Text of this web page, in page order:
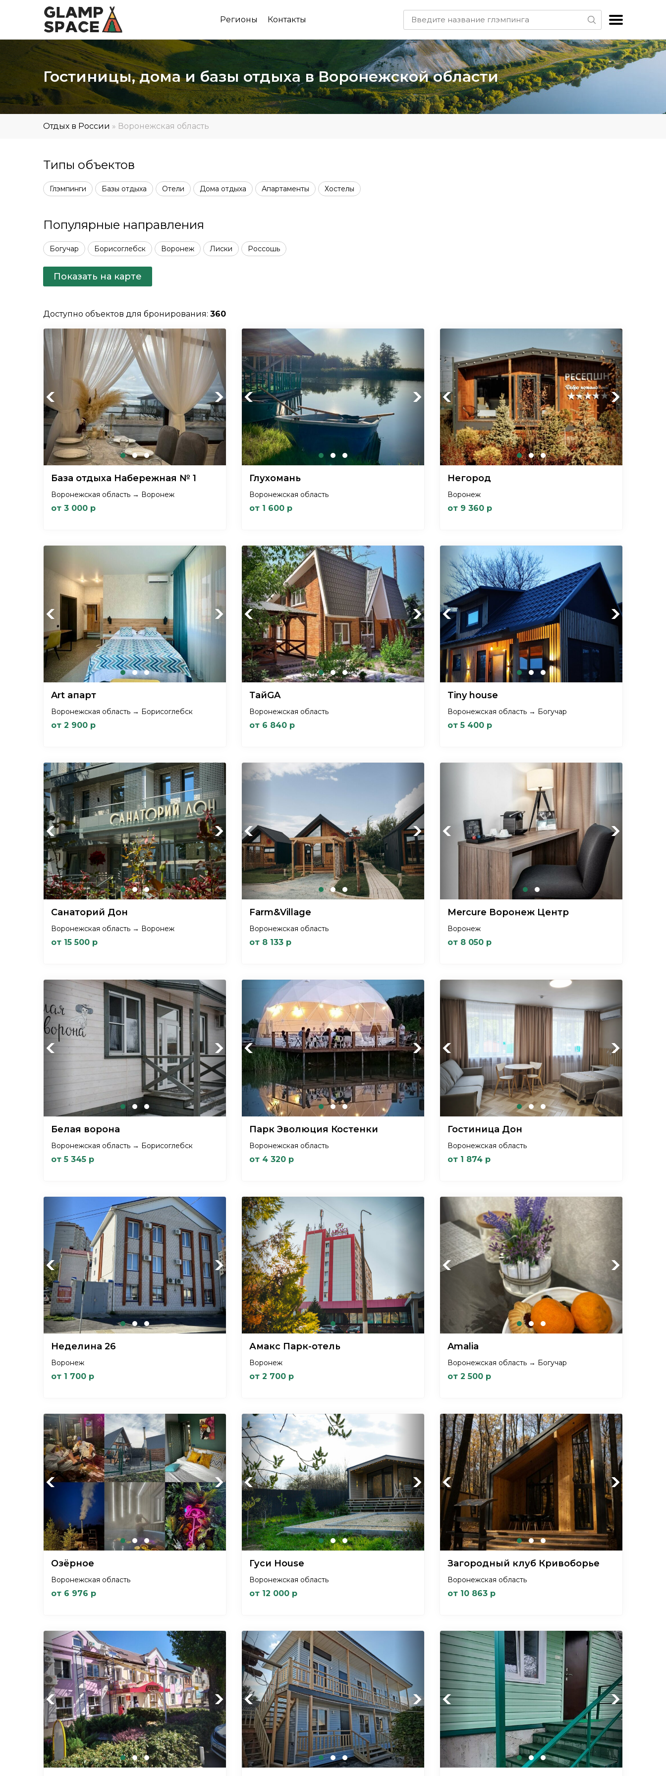
Регионы Контакты
Гостиницы, дома и базы отдыха в Воронежской области
Отдых в России » Воронежская область
Типы объектов
Глэмпинги Базы отдыха Отели Дома отдыха Апартаменты Хостелы
Популярные направления
Богучар Борисоглебск Воронеж Лиски Россошь
Показать на карте
Доступно объектов для бронирования: 360
Previous Next
База отдыха Набережная № 1
Воронежская область → Воронеж
от 3 000 р
Previous Next
Глухомань
Воронежская область
от 1 600 р
Previous Next
Негород
Воронеж
от 9 360 р
Previous Next
Art апарт
Воронежская область → Борисоглебск
от 2 900 р
Previous Next
ТайGA
Воронежская область
от 6 840 р
Previous Next
Tiny house
Воронежская область → Богучар
от 5 400 р
Previous Next
Санаторий Дон
Воронежская область → Воронеж
от 15 500 р
Previous Next
Farm&Village
Воронежская область
от 8 133 р
Previous Next
Mercure Воронеж Центр
Воронеж
от 8 050 р
Previous Next
Белая ворона
Воронежская область → Борисоглебск
от 5 345 р
Previous Next
Парк Эволюция Костенки
Воронежская область
от 4 320 р
Previous Next
Гостиница Дон
Воронежская область
от 1 874 р
Previous Next
Неделина 26
Воронеж
от 1 700 р
Амакс Парк-отель
Воронеж
от 2 700 р
Previous Next
Amalia
Воронежская область → Богучар
от 2 500 р
Previous Next
Озёрное
Воронежская область
от 6 976 р
Previous Next
Гуси House
Воронежская область
от 12 000 р
Previous Next
Загородный клуб Кривоборье
Воронежская область
от 10 863 р
Previous Next Previous Next Previous Next